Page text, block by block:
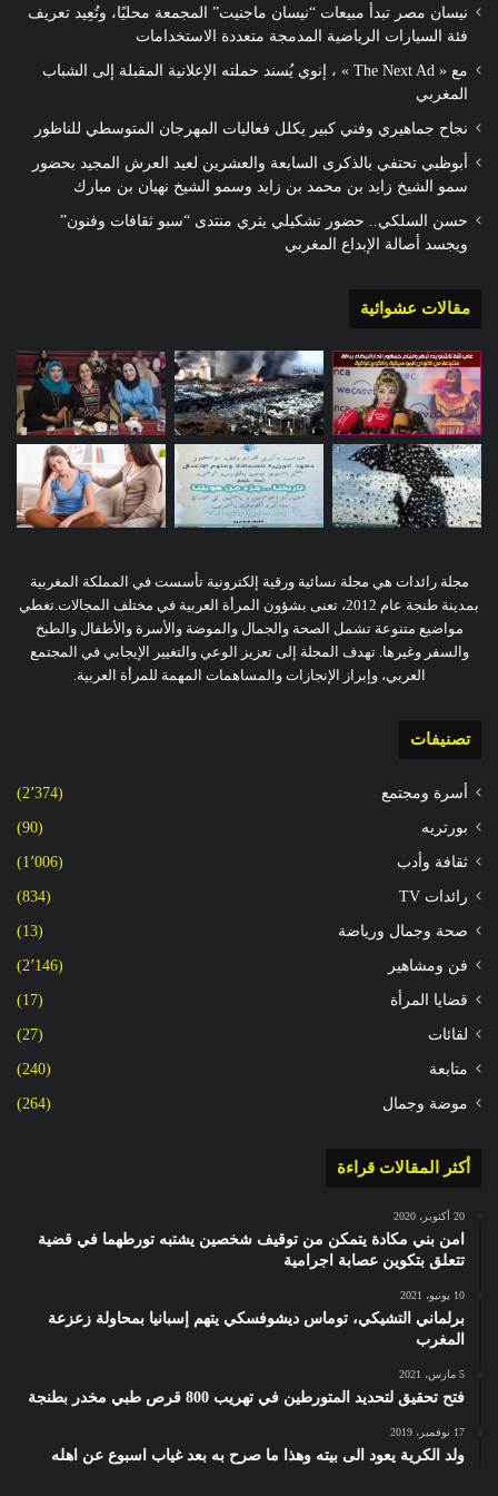
نيسان مصر تبدأ مبيعات “نيسان ماجنيت” المجمعة محليًا، وتُعِيد تعريف
فئة السيارات الرياضية المدمجة متعددة الاستخدامات
مع « The Next Ad » ، إنوي يُسند حملته الإعلانية المقبلة إلى الشباب
المغربي
نجاح جماهيري وفني كبير يكلل فعاليات المهرجان المتوسطي للناظور
أبوظبي تحتفي بالذكرى السابعة والعشرين لعيد العرش المجيد بحضور
سمو الشيخ زايد بن محمد بن زايد وسمو الشيخ نهيان بن مبارك
حسن السلكي.. حضور تشكيلي يثري منتدى “سبو ثقافات وفنون”
ويجسد أصالة الإبداع المغربي
مقالات عشوائية
مجلة رائدات هي مجلة نسائية ورقية إلكترونية تأسست في المملكة المغربية
بمدينة طنجة عام 2012، تعنى بشؤون المرأة العربية في مختلف المجالات.تغطي
مواضيع متنوعة تشمل الصحة والجمال والموضة والأسرة والأطفال والطبخ
والسفر وغيرها. تهدف المجلة إلى تعزيز الوعي والتغيير الإيجابي في المجتمع
العربي، وإبراز الإنجازات والمساهمات المهمة للمرأة العربية.
تصنيفات
أسرة ومجتمع (2٬374)
بورتريه (90)
ثقافة وأدب (1٬006)
رائدات TV (834)
صحة وجمال ورياضة (13)
فن ومشاهير (2٬146)
قضايا المرأة (17)
لقائات (27)
متابعة (240)
موضة وجمال (264)
أكثر المقالات قراءة
20 أكتوبر، 2020
امن بني مكادة يتمكن من توقيف شخصين يشتبه تورطهما في قضية
تتعلق بتكوين عصابة اجرامية
10 يونيو، 2021
برلماني التشيكي، توماس ديشوفسكي يتهم إسبانيا بمحاولة زعزعة
المغرب
5 مارس، 2021
فتح تحقيق لتحديد المتورطين في تهريب 800 قرص طبي مخدر بطنجة
17 نوفمبر، 2019
ولد الكرية يعود الى بيته وهذا ما صرح به بعد غياب اسبوع عن اهله